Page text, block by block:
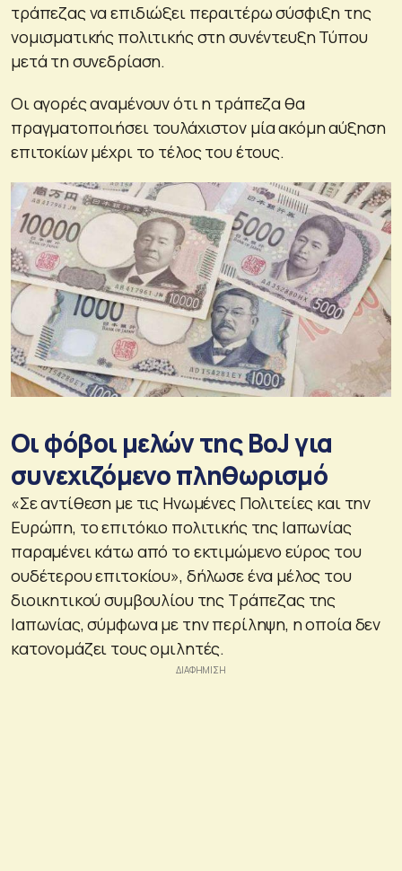
τράπεζας να επιδιώξει περαιτέρω σύσφιξη της
νομισματικής πολιτικής στη συνέντευξη Τύπου
μετά τη συνεδρίαση.
Οι αγορές αναμένουν ότι η τράπεζα θα
πραγματοποιήσει τουλάχιστον μία ακόμη αύξηση
επιτοκίων μέχρι το τέλος του έτους.
Οι φόβοι μελών της BoJ για
συνεχιζόμενο πληθωρισμό
«Σε αντίθεση με τις Ηνωμένες Πολιτείες και την
Ευρώπη, το επιτόκιο πολιτικής της Ιαπωνίας
παραμένει κάτω από το εκτιμώμενο εύρος του
ουδέτερου επιτοκίου», δήλωσε ένα μέλος του
διοικητικού συμβουλίου της Τράπεζας της
Ιαπωνίας, σύμφωνα με την περίληψη, η οποία δεν
κατονομάζει τους ομιλητές.